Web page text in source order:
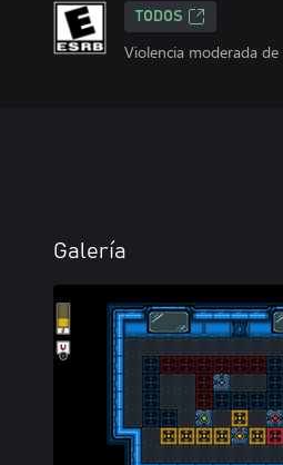
TODOS
Violencia moderada de
Galería